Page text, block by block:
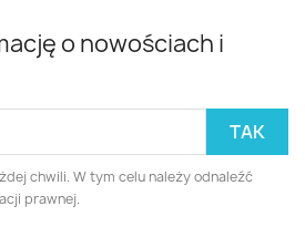
o nowościach i
chwili. W tym celu należy odnaleźć
prawnej.